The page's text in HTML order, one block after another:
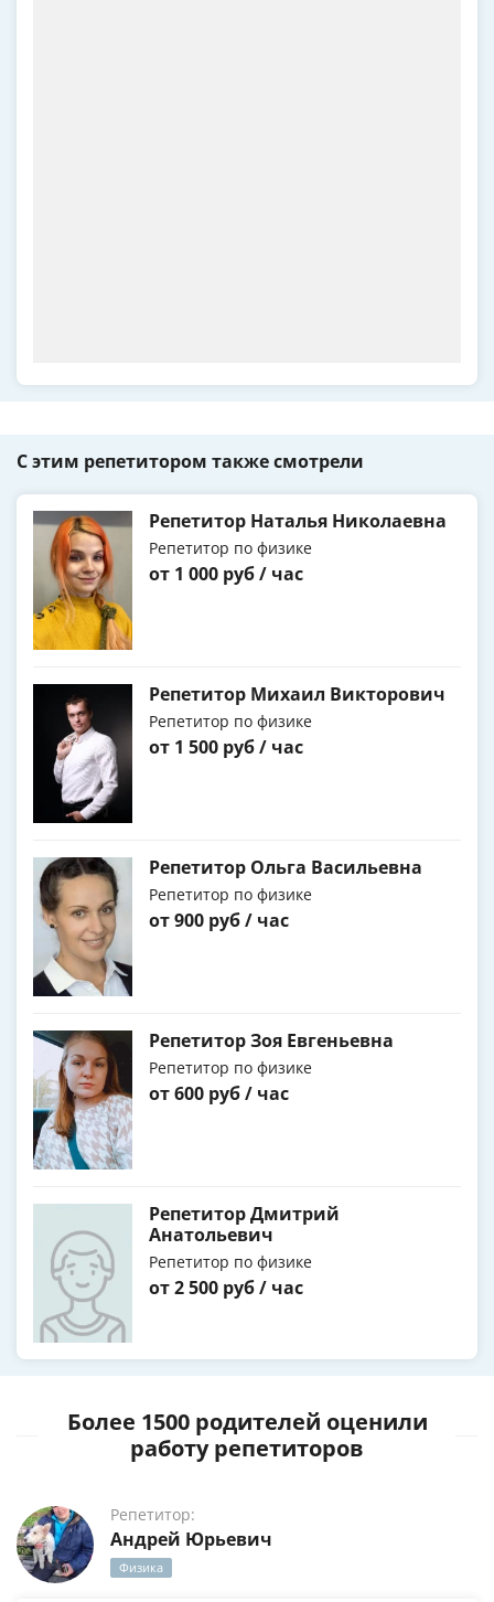
С этим репетитором также смотрели
Репетитор Наталья Николаевна
Репетитор по физике
от 1 000 руб / час
Репетитор Михаил Викторович
Репетитор по физике
от 1 500 руб / час
Репетитор Ольга Васильевна
Репетитор по физике
от 900 руб / час
Репетитор Зоя Евгеньевна
Репетитор по физике
от 600 руб / час
Репетитор Дмитрий
Анатольевич
Репетитор по физике
от 2 500 руб / час
Более 1500 родителей оценили
работу репетиторов
Репетитор:
Андрей Юрьевич
Физика